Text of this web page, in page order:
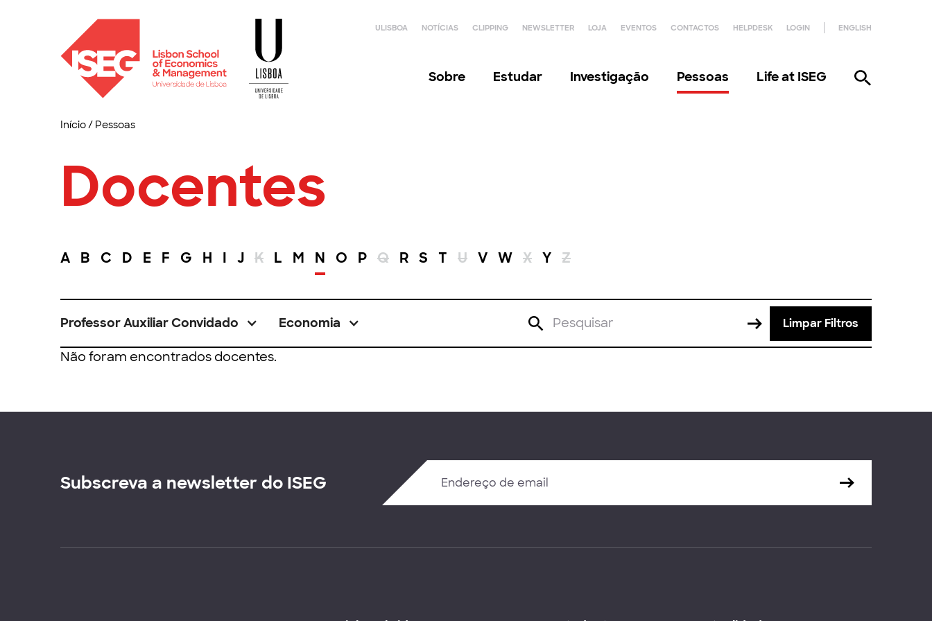
ULISBOA NOTÍCIAS CLIPPING NEWSLETTER LOJA EVENTOS CONTACTOS HELPDESK LOGIN ENGLISH
Sobre Estudar Investigação Pessoas Life at ISEG
Início/ Pessoas
Docentes
A B C D E F G H I J K L M N O P Q R S T U V W X Y Z
Professor Auxiliar Convidado Economia Limpar Filtros
Não foram encontrados docentes.
Subscreva a newsletter do ISEG